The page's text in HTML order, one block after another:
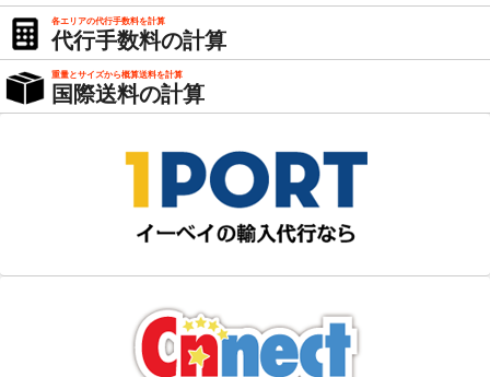
各エリアの代行手数料を計算
代行手数料の計算
重量とサイズから概算送料を計算
国際送料の計算